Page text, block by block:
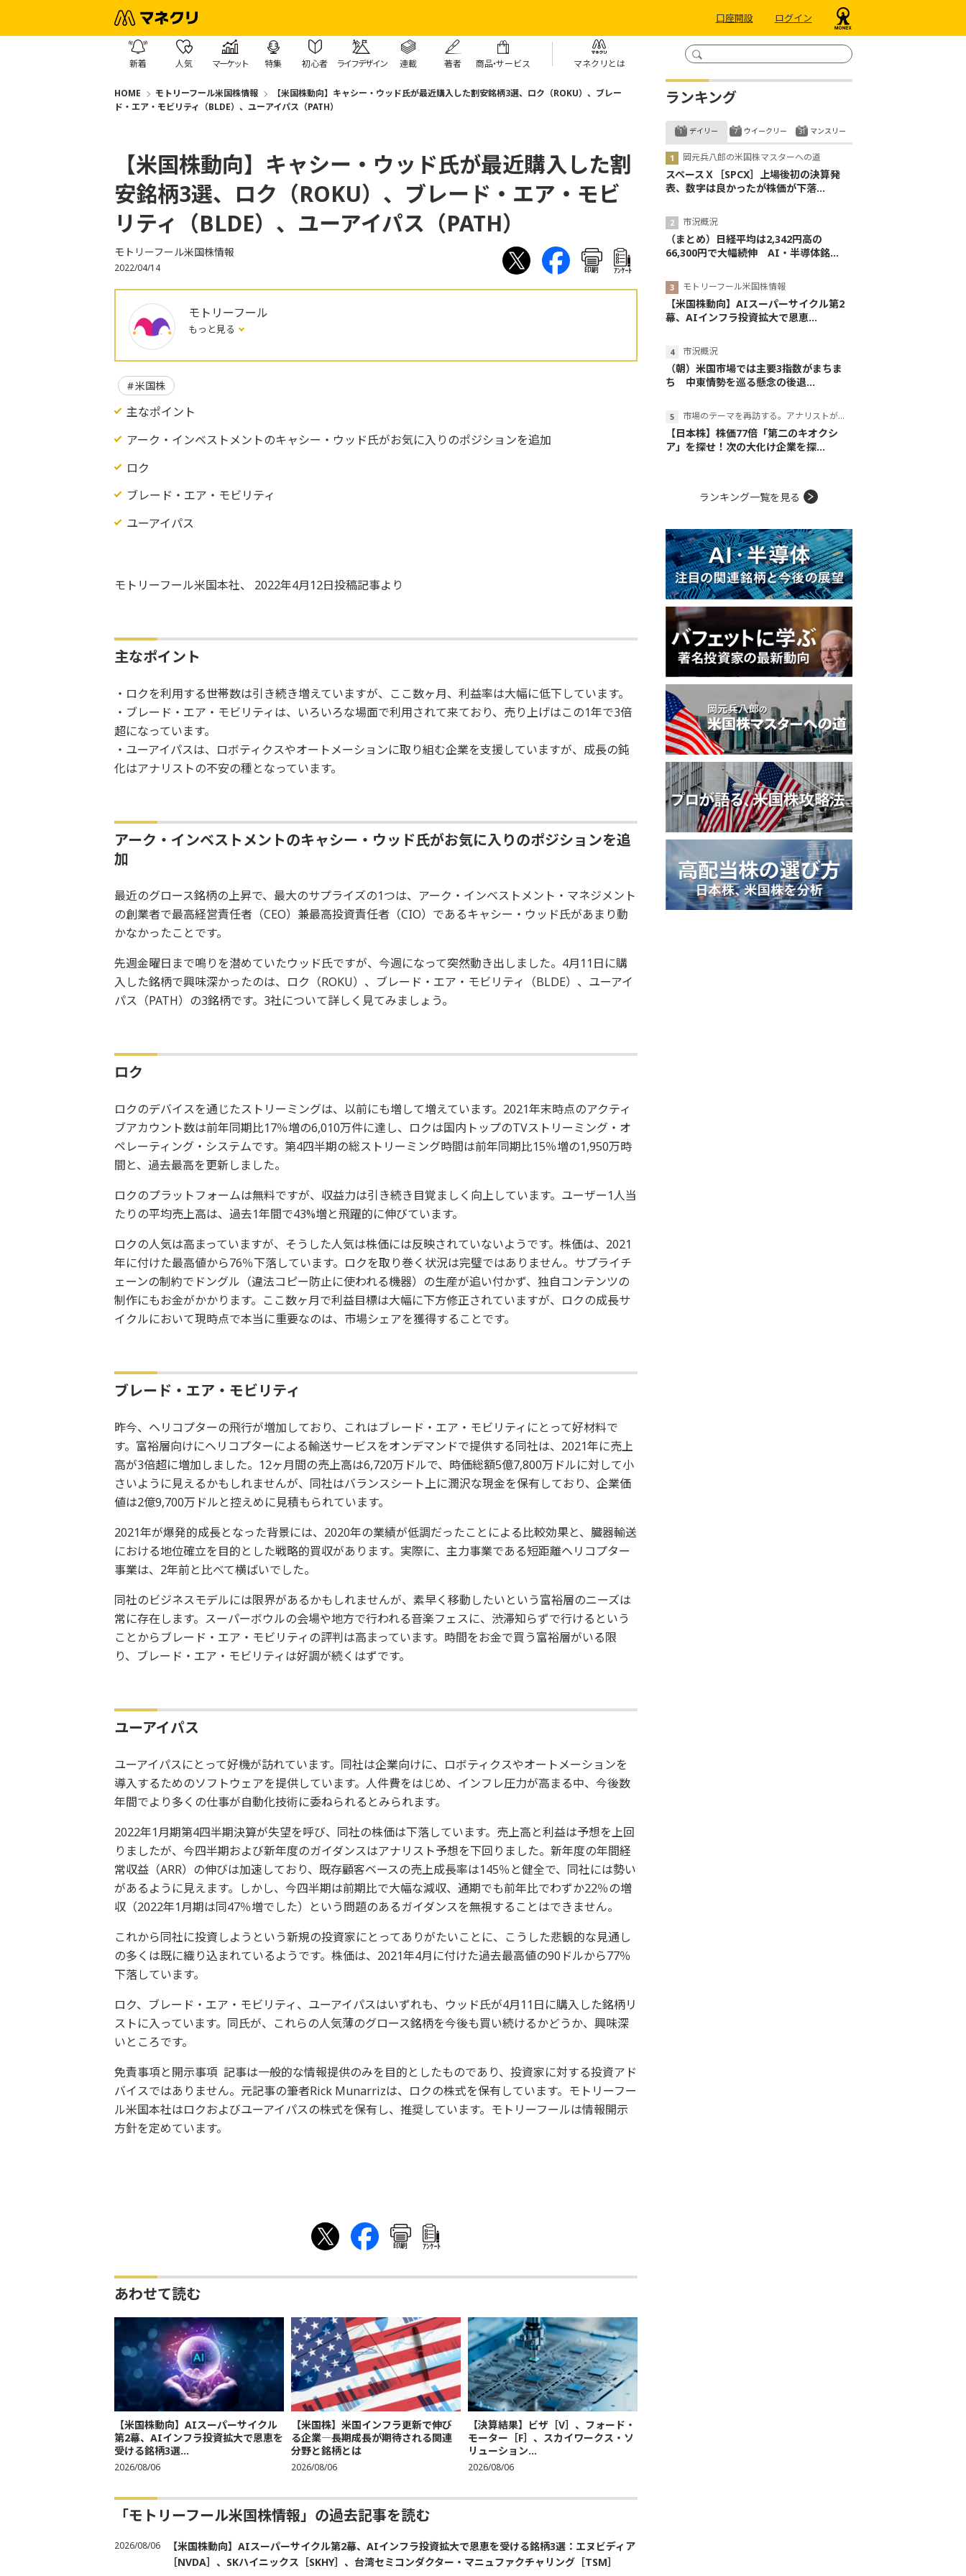
口座開設 ログイン
新着 人気 マーケット 特集 初心者 ライフデザイン 連載 著者 商品・サービス マネクリとは
HOME モトリーフール米国株情報
【米国株動向】キャシー・ウッド氏が最近購入した割安銘柄3選、ロク（ROKU）、ブレー
ド・エア・モビリティ（BLDE）、ユーアイパス（PATH）
【米国株動向】キャシー・ウッド氏が最近購入した割
安銘柄3選、ロク（ROKU）、ブレード・エア・モビ
リティ（BLDE）、ユーアイパス（PATH）
モトリーフール米国株情報
2022/04/14 印刷 ｱﾝｹｰﾄ
モトリーフール
もっと見る
米国株
主なポイント
アーク・インベストメントのキャシー・ウッド氏がお気に入りのポジションを追加
ロク
ブレード・エア・モビリティ
ユーアイパス
モトリーフール米国本社、 2022年4月12日投稿記事より
主なポイント
・ロクを利用する世帯数は引き続き増えていますが、ここ数ヶ月、利益率は大幅に低下しています。
・ブレード・エア・モビリティは、いろいろな場面で利用されて来ており、売り上げはこの1年で3倍
超になっています。
・ユーアイパスは、ロボティクスやオートメーションに取り組む企業を支援していますが、成長の鈍
化はアナリストの不安の種となっています。
アーク・インベストメントのキャシー・ウッド氏がお気に入りのポジションを追
加
最近のグロース銘柄の上昇で、最大のサプライズの1つは、アーク・インベストメント・マネジメント
の創業者で最高経営責任者（CEO）兼最高投資責任者（CIO）であるキャシー・ウッド氏があまり動
かなかったことです。
先週金曜日まで鳴りを潜めていたウッド氏ですが、今週になって突然動き出しました。4月11日に購
入した銘柄で興味深かったのは、ロク（ROKU）、ブレード・エア・モビリティ（BLDE）、ユーアイ
パス（PATH）の3銘柄です。3社について詳しく見てみましょう。
ロク
ロクのデバイスを通じたストリーミングは、以前にも増して増えています。2021年末時点のアクティ
ブアカウント数は前年同期比17％増の6,010万件に達し、ロクは国内トップのTVストリーミング・オ
ペレーティング・システムです。第4四半期の総ストリーミング時間は前年同期比15％増の1,950万時
間と、過去最高を更新しました。
ロクのプラットフォームは無料ですが、収益力は引き続き目覚ましく向上しています。ユーザー1人当
たりの平均売上高は、過去1年間で43%増と飛躍的に伸びています。
ロクの人気は高まっていますが、そうした人気は株価には反映されていないようです。株価は、2021
年に付けた最高値から76％下落しています。ロクを取り巻く状況は完璧ではありません。サプライチ
ェーンの制約でドングル（違法コピー防止に使われる機器）の生産が追い付かず、独自コンテンツの
制作にもお金がかかります。ここ数ヶ月で利益目標は大幅に下方修正されていますが、ロクの成長サ
イクルにおいて現時点で本当に重要なのは、市場シェアを獲得することです。
ブレード・エア・モビリティ
昨今、ヘリコプターの飛行が増加しており、これはブレード・エア・モビリティにとって好材料で
す。富裕層向けにヘリコプターによる輸送サービスをオンデマンドで提供する同社は、2021年に売上
高が3倍超に増加しました。12ヶ月間の売上高は6,720万ドルで、時価総額5億7,800万ドルに対して小
さいように見えるかもしれませんが、同社はバランスシート上に潤沢な現金を保有しており、企業価
値は2億9,700万ドルと控えめに見積もられています。
2021年が爆発的成長となった背景には、2020年の業績が低調だったことによる比較効果と、臓器輸送
における地位確立を目的とした戦略的買収があります。実際に、主力事業である短距離ヘリコプター
事業は、2年前と比べて横ばいでした。
同社のビジネスモデルには限界があるかもしれませんが、素早く移動したいという富裕層のニーズは
常に存在します。スーパーボウルの会場や地方で行われる音楽フェスに、渋滞知らずで行けるという
ことからブレード・エア・モビリティの評判は高まっています。時間をお金で買う富裕層がいる限
り、ブレード・エア・モビリティは好調が続くはずです。
ユーアイパス
ユーアイパスにとって好機が訪れています。同社は企業向けに、ロボティクスやオートメーションを
導入するためのソフトウェアを提供しています。人件費をはじめ、インフレ圧力が高まる中、今後数
年間でより多くの仕事が自動化技術に委ねられるとみられます。
2022年1月期第4四半期決算が失望を呼び、同社の株価は下落しています。売上高と利益は予想を上回
りましたが、今四半期および新年度のガイダンスはアナリスト予想を下回りました。新年度の年間経
常収益（ARR）の伸びは加速しており、既存顧客ベースの売上成長率は145％と健全で、同社には勢い
があるように見えます。しかし、今四半期は前期比で大幅な減収、通期でも前年比でわずか22％の増
収（2022年1月期は同47％増でした）という問題のあるガイダンスを無視することはできません。
これから同社に投資しようという新規の投資家にとってありがたいことに、こうした悲観的な見通し
の多くは既に織り込まれているようです。株価は、2021年4月に付けた過去最高値の90ドルから77％
下落しています。
ロク、ブレード・エア・モビリティ、ユーアイパスはいずれも、ウッド氏が4月11日に購入した銘柄リ
ストに入っています。同氏が、これらの人気薄のグロース銘柄を今後も買い続けるかどうか、興味深
いところです。
免責事項と開示事項 記事は一般的な情報提供のみを目的としたものであり、投資家に対する投資アド
バイスではありません。元記事の筆者Rick Munarrizは、ロクの株式を保有しています。モトリーフー
ル米国本社はロクおよびユーアイパスの株式を保有し、推奨しています。モトリーフールは情報開示
方針を定めています。
印刷 ｱﾝｹｰﾄ
あわせて読む
【米国株動向】AIスーパーサイクル
第2幕、AIインフラ投資拡大で恩恵を
受ける銘柄3選...
2026/08/06
【米国株】米国インフラ更新で伸び
る企業―長期成長が期待される関連
分野と銘柄とは
2026/08/06
【決算結果】ビザ［V］、フォード・
モーター［F］、スカイワークス・ソ
リューション...
2026/08/06
「モトリーフール米国株情報」の過去記事を読む
2026/08/06
【米国株動向】AIスーパーサイクル第2幕、AIインフラ投資拡大で恩恵を受ける銘柄3選：エヌビディア
［NVDA］、SKハイニックス［SKHY］、台湾セミコンダクター・マニュファクチャリング［TSM］
ランキング
デイリー
岡元兵八郎の米国株マスターへの道
スペースＸ［SPCX］上場後初の決算発
表、数字は良かったが株価が下落...
市況概況
（まとめ）日経平均は2,342円高の
66,300円で大幅続伸 AI・半導体銘...
モトリーフール米国株情報
【米国株動向】AIスーパーサイクル第2
幕、AIインフラ投資拡大で恩恵...
市況概況
（朝）米国市場では主要3指数がまちま
ち 中東情勢を巡る懸念の後退...
市場のテーマを再訪する。アナリストが読み解くテーマの本質
【日本株】株価77倍「第二のキオクシ
ア」を探せ！次の大化け企業を探...
ウイークリー マンスリー
ランキング一覧を見る